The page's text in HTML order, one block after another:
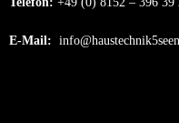
E-Mail: